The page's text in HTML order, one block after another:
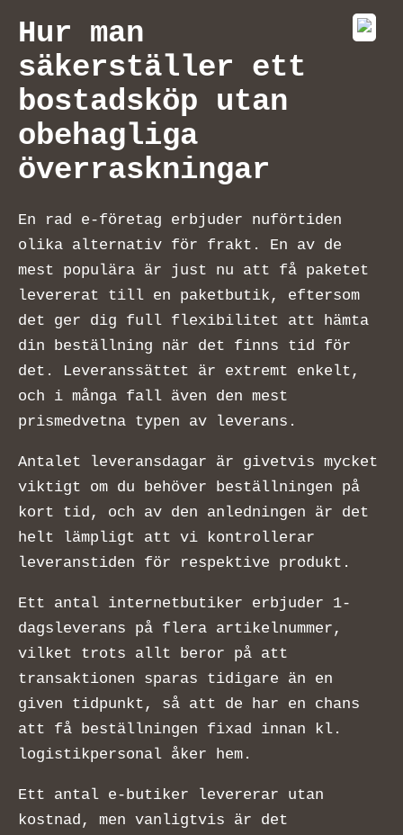
Hur man
säkerställer ett
bostadsköp utan
obehagliga
överraskningar
En rad e-företag erbjuder nuförtiden
olika alternativ för frakt. En av de
mest populära är just nu att få paketet
levererat till en paketbutik, eftersom
det ger dig full flexibilitet att hämta
din beställning när det finns tid för
det. Leveranssättet är extremt enkelt,
och i många fall även den mest
prismedvetna typen av leverans.
Antalet leveransdagar är givetvis mycket
viktigt om du behöver beställningen på
kort tid, och av den anledningen är det
helt lämpligt att vi kontrollerar
leveranstiden för respektive produkt.
Ett antal internetbutiker erbjuder 1-
dagsleverans på flera artikelnummer,
vilket trots allt beror på att
transaktionen sparas tidigare än en
given tidpunkt, så att de har en chans
att få beställningen fixad innan kl.
logistikpersonal åker hem.
Ett antal e-butiker levererar utan
kostnad, men vanligtvis är det